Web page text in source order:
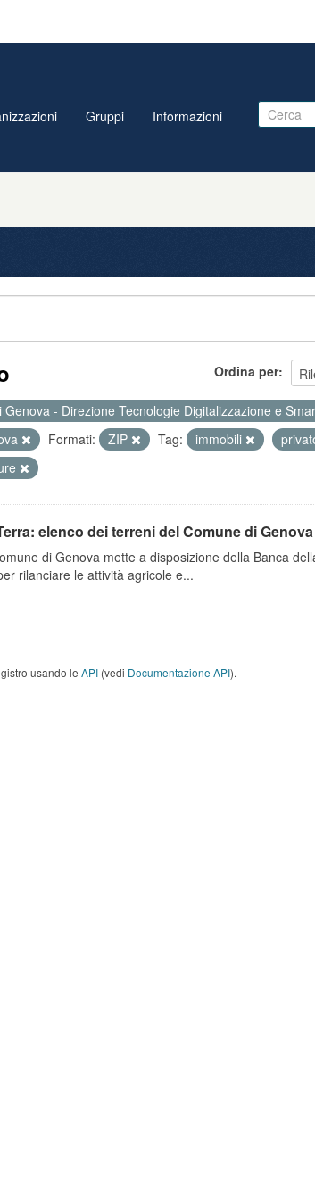
Gruppi Informazioni
Ordina per
Genova - Direzione Tecnologie Digitalizzazione e
Formati: ZIP Tag: immobili
elenco dei terreni del Comune di Genova
di Genova mette a disposizione della Banca
rilanciare le attività agricole e...
usando le API (vedi Documentazione API).